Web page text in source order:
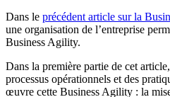
Dans le précédent article sur la
une organisation de l’entreprise
Business Agility.
Dans la première partie de cet
processus opérationnels et des
œuvre cette Business Agility : la